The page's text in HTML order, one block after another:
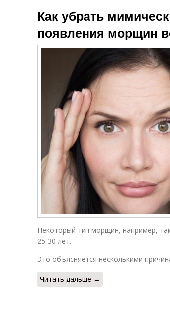
Как убрать
появления морщин
Некоторый тип морщин, например,
25-30 лет.
Это объясняется несколькими
Читать дальше →